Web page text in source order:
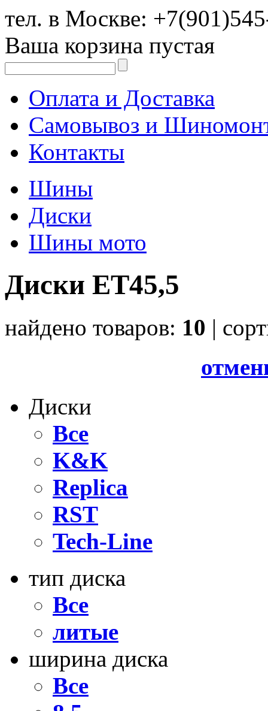
тел. в Москве:
Ваша корзина пустая
Оплата и Доставка
Самовывоз и
Контакты
Шины
Диски
Шины мото
Диски ET45,5
найдено товаров: 10 |
Диски
Все
K&K
Replica
RST
Tech-Line
тип диска
Все
литые
ширина диска
Все